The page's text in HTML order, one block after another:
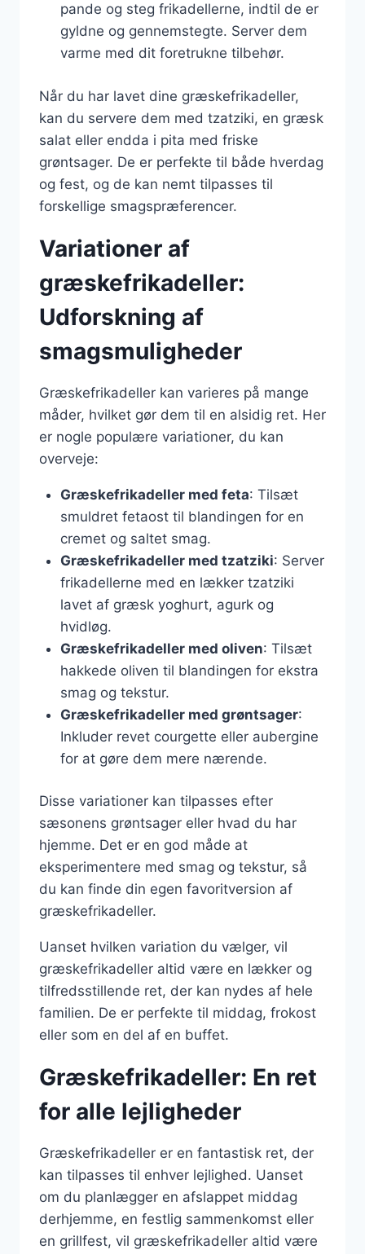
pande og steg frikadellerne, indtil de er
gyldne og gennemstegte. Server dem
varme med dit foretrukne tilbehør.
Når du har lavet dine græskefrikadeller,
kan du servere dem med tzatziki, en græsk
salat eller endda i pita med friske
grøntsager. De er perfekte til både hverdag
og fest, og de kan nemt tilpasses til
forskellige smagspræferencer.
Variationer af
græskefrikadeller:
Udforskning af
smagsmuligheder
Græskefrikadeller kan varieres på mange
måder, hvilket gør dem til en alsidig ret. Her
er nogle populære variationer, du kan
overveje:
Græskefrikadeller med feta: Tilsæt
smuldret fetaost til blandingen for en
cremet og saltet smag.
Græskefrikadeller med tzatziki: Server
frikadellerne med en lækker tzatziki
lavet af græsk yoghurt, agurk og
hvidløg.
Græskefrikadeller med oliven: Tilsæt
hakkede oliven til blandingen for ekstra
smag og tekstur.
Græskefrikadeller med grøntsager:
Inkluder revet courgette eller aubergine
for at gøre dem mere nærende.
Disse variationer kan tilpasses efter
sæsonens grøntsager eller hvad du har
hjemme. Det er en god måde at
eksperimentere med smag og tekstur, så
du kan finde din egen favoritversion af
græskefrikadeller.
Uanset hvilken variation du vælger, vil
græskefrikadeller altid være en lækker og
tilfredsstillende ret, der kan nydes af hele
familien. De er perfekte til middag, frokost
eller som en del af en buffet.
Græskefrikadeller: En ret
for alle lejligheder
Græskefrikadeller er en fantastisk ret, der
kan tilpasses til enhver lejlighed. Uanset
om du planlægger en afslappet middag
derhjemme, en festlig sammenkomst eller
en grillfest, vil græskefrikadeller altid være